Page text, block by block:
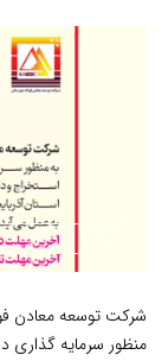
مزایده
شرکت توسعه معادن
منظور سرمایه گذاری